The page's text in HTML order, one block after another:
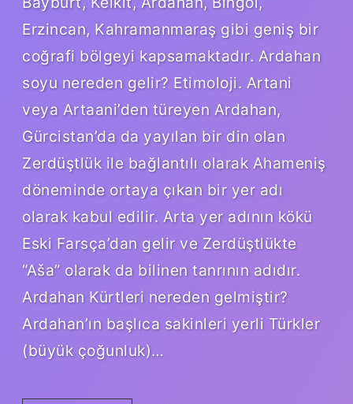
Erzincan, Kahramanmaraş gibi geniş bir
coğrafi bölgeyi kapsamaktadır. Ardahan
soyu nereden gelir? Etimoloji. Artani
veya Artaani’den türeyen Ardahan,
Gürcistan’da da yayılan bir din olan
Zerdüştlük ile bağlantılı olarak Ahameniş
döneminde ortaya çıkan bir yer adı
olarak kabul edilir. Arta yer adının kökü
Eski Farsça’dan gelir ve Zerdüştlükte
“Aša” olarak da bilinen tanrının adıdır.
Ardahan Kürtleri nereden gelmiştir?
Ardahan’ın başlıca sakinleri yerli Türkler
(büyük çoğunluk)…